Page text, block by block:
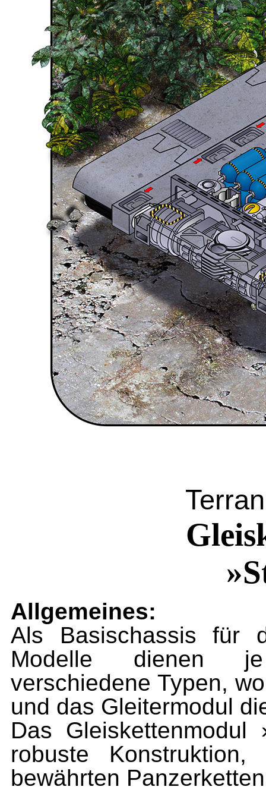
Allgemeines:
Als Basischassis für
Modelle dienen je
verschiedene Typen,
und das Gleitermodul
Das
robuste
bewährten